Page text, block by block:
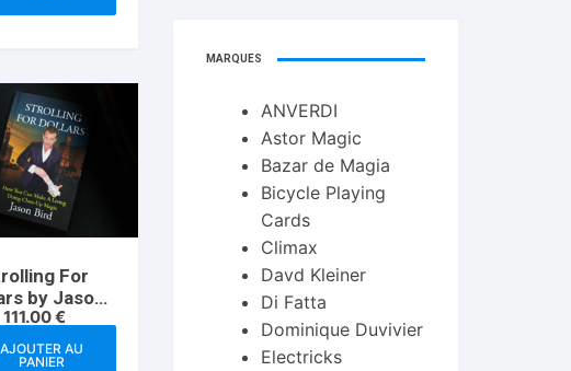
For
by Jason
Bird
111.00€
AJOUTER AU
PANIER
MARQUES
ANVERDI
Astor Magic
Bazar de Magia
Bicycle Playing
Cards
Climax
Davd Kleiner
Di Fatta
Dominique Duvivier
Electricks